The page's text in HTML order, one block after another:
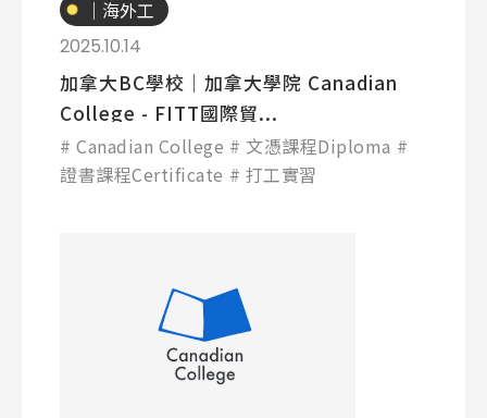
｜海外工
讀
2025.10.14
加拿大BC學校│加拿大學院 Canadian
College - FITT國際貿...
Canadian College
文憑課程Diploma
證書課程Certificate
打工實習